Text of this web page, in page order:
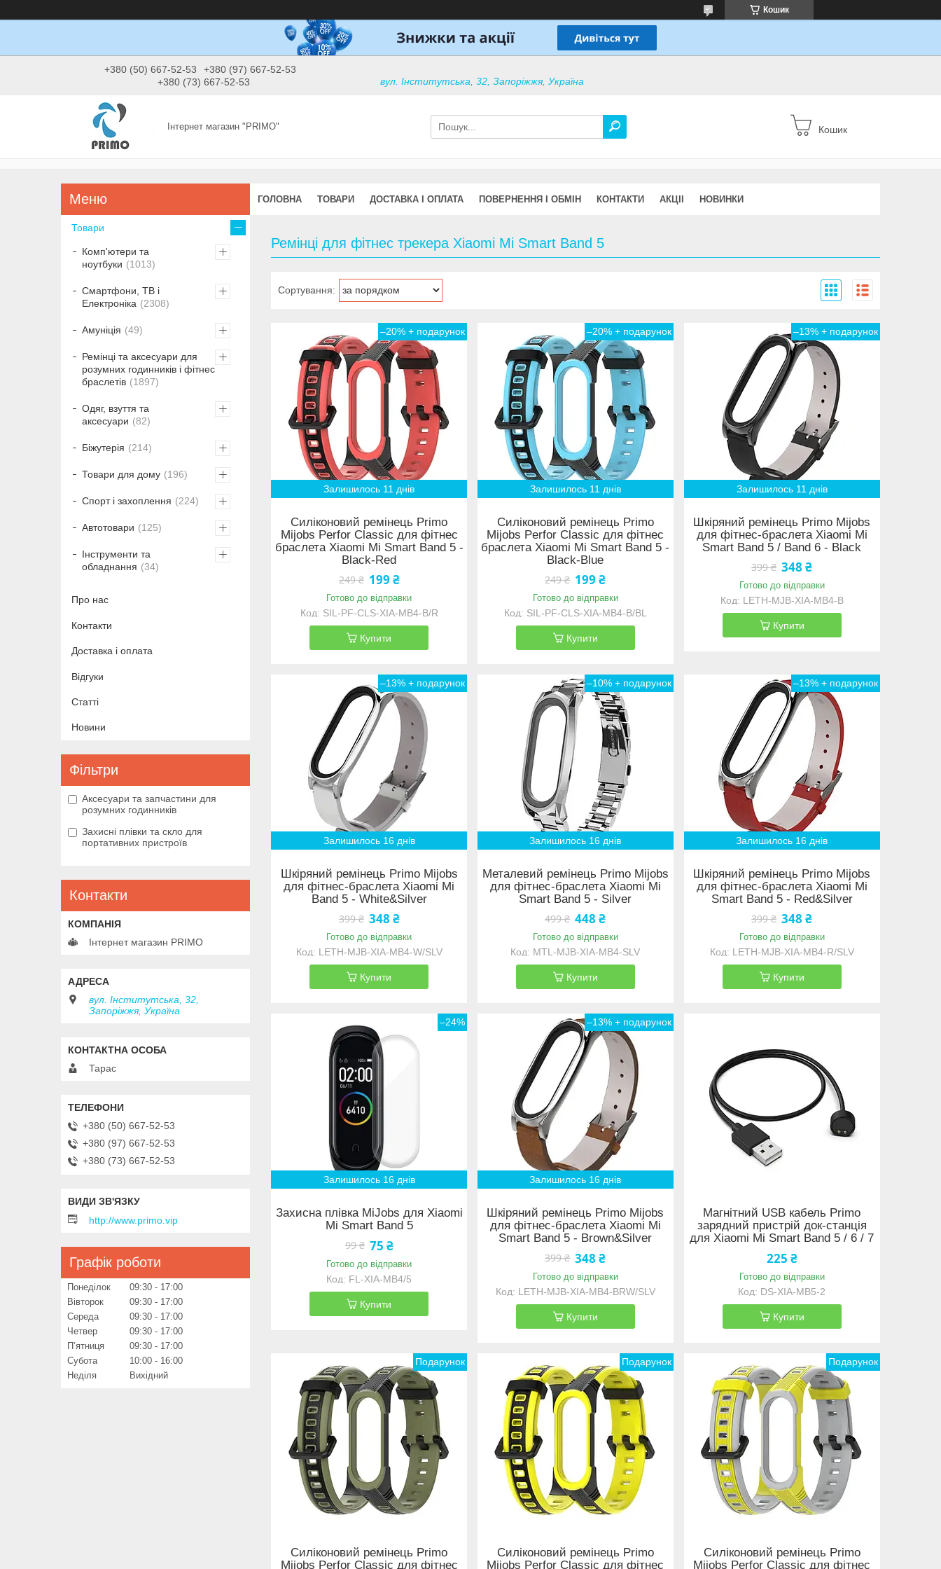
Кошик
+380 (50) 667-52-53
+380 (97) 667-52-53
+380 (73) 667-52-53
вул. Інститутська, 32, Запоріжжя, Україна
Інтернет магазин "PRIMO" Кошик
ГОЛОВНА ТОВАРИ ДОСТАВКА І ОПЛАТА ПОВЕРНЕННЯ І ОБМІН КОНТАКТИ АКЦІІ НОВИНКИ
Ремінці для фітнес трекера Xiaomi Mi Smart Band 5
–20%
Залишилось 11 днів
Силіконовий ремінець Primo
Mijobs Perfor Classic для фітнес
браслета Xiaomi Mi Smart Band 5 -
Black-Red
249 ₴ 199 ₴
Готово до відправки
SIL-PF-CLS-XIA-MB4-B/R
Купити
–20%
Залишилось 11 днів
Силіконовий ремінець Primo
Mijobs Perfor Classic для фітнес
браслета Xiaomi Mi Smart Band 5 -
Black-Blue
249 ₴ 199 ₴
Готово до відправки
SIL-PF-CLS-XIA-MB4-B/BL
Купити
–13%
Залишилось 11 днів
Шкіряний ремінець Primo Mijobs
для фітнес-браслета Xiaomi Mi
Smart Band 5 / Band 6 - Black
399 ₴ 348 ₴
Готово до відправки
LETH-MJB-XIA-MB4-B
Купити
–13%
Залишилось 16 днів
Шкіряний ремінець Primo Mijobs
для фітнес-браслета Xiaomi Mi
Band 5 - White&Silver
399 ₴ 348 ₴
Готово до відправки
LETH-MJB-XIA-MB4-W/SLV
Купити
–10%
Залишилось 16 днів
Металевий ремінець Primo Mijobs
для фітнес-браслета Xiaomi Mi
Smart Band 5 - Silver
499 ₴ 448 ₴
Готово до відправки
MTL-MJB-XIA-MB4-SLV
Купити
–13%
Залишилось 16 днів
Шкіряний ремінець Primo Mijobs
для фітнес-браслета Xiaomi Mi
Smart Band 5 - Red&Silver
399 ₴ 348 ₴
Готово до відправки
LETH-MJB-XIA-MB4-R/SLV
Купити
–24%
Залишилось 16 днів
Захисна плівка MiJobs для Xiaomi
Mi Smart Band 5
99 ₴ 75 ₴
Готово до відправки
FL-XIA-MB4/5
Купити
–13%
Залишилось 16 днів
Шкіряний ремінець Primo Mijobs
для фітнес-браслета Xiaomi Mi
Smart Band 5 - Brown&Silver
399 ₴ 348 ₴
Готово до відправки
LETH-MJB-XIA-MB4-BRW/SLV
Купити
Магнітний USB кабель Primo
зарядний пристрій док-станція
для Xiaomi Mi Smart Band 5 / 6 / 7
225 ₴
Готово до відправки
DS-XIA-MB5-2
Купити
Подарунок
Силіконовий ремінець Primo
Mijobs Perfor Classic для фітнес
Подарунок
Силіконовий ремінець Primo
Mijobs Perfor Classic для фітнес
Подарунок
Силіконовий ремінець Primo
Mijobs Perfor Classic для фітнес
Товари
Комп'ютери та
ноутбуки
1013
Смартфони, ТВ і
Електроніка
2308
Амуніція 49
Ремінці та аксесуари для
розумних годинників і фітнес
браслетів
1897
Одяг, взуття та
аксесуари
82
Біжутерія 214
Товари для дому 196
Спорт і захоплення 224
Автотовари 125
Інструменти та
обладнання
34
Про нас
Контакти
Доставка і оплата
Відгуки
Статті
Новини
Фільтри
Аксесуари та запчастини для
розумних годинників
Захисні плівки та скло для
портативних пристроїв
Контакти
Інтернет магазин PRIMO
вул. Інститутська, 32,
Запоріжжя, Україна
Тарас
+380 (50) 667-52-53
+380 (97) 667-52-53
+380 (73) 667-52-53
http://www.primo.vip
Графік роботи
Понеділок 09:30
17:00
Вівторок
09:30
17:00
Середа
09:30
17:00
Четвер
09:30
17:00
Пʼятниця
09:30
17:00
Субота
10:00
16:00
Неділя
Вихідний